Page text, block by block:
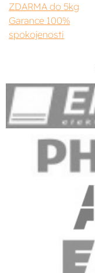
ZDARMA do 5kg
Garance 100%
spokojenosti